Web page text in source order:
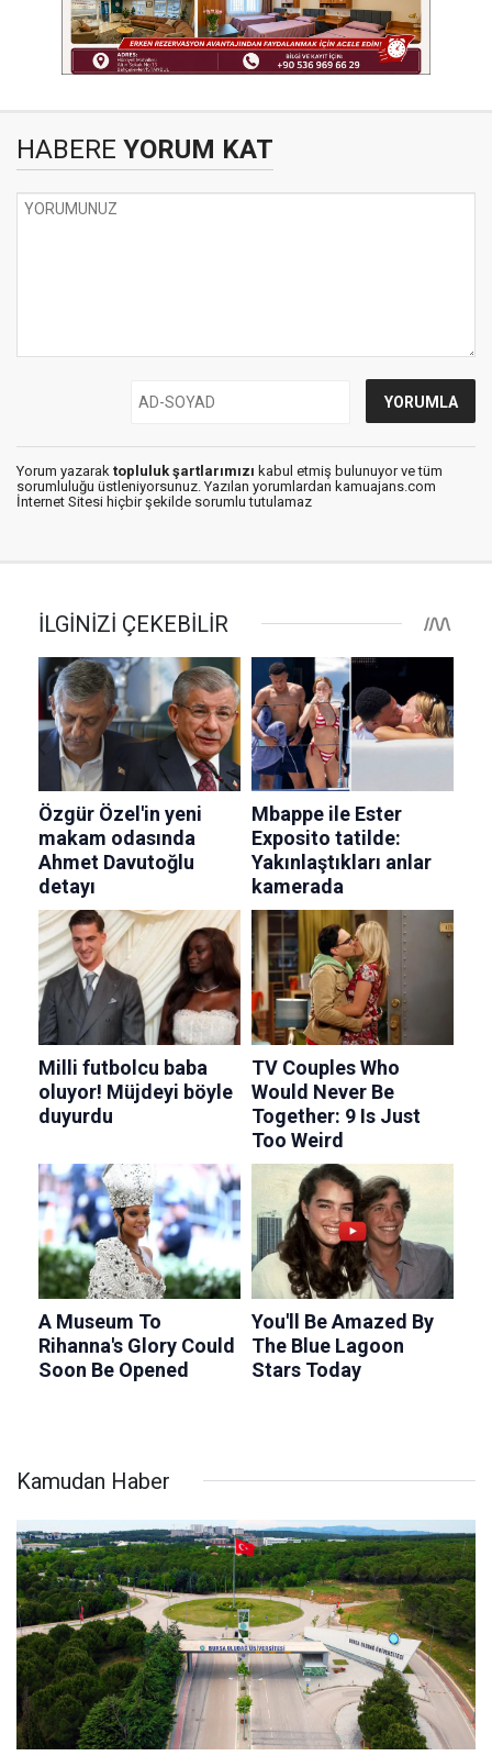
HABERE YORUM KAT
Yorum yazarak topluluk şartlarımızı kabul etmiş bulunuyor ve tüm
sorumluluğu üstleniyorsunuz. Yazılan yorumlardan kamuajans.com
İnternet Sitesi hiçbir şekilde sorumlu tutulamaz
Kamudan Haber